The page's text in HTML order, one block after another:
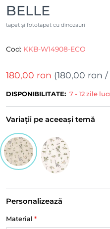
BELLE
tapet și fototapet cu dinozauri
Cod: KKB-W14908-ECO
180,00 ron (180,00 ron /
DISPONIBILITATE: 7 - 12 zile
Variații pe aceeași temă
Personalizează
Material *